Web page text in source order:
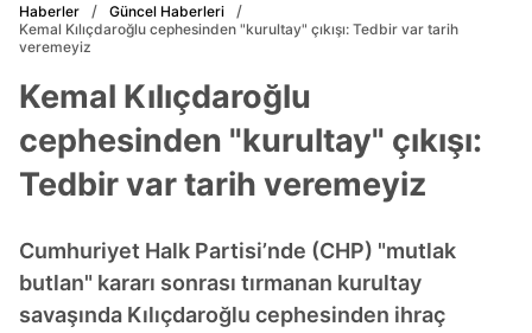
Haberler
Güncel Haberleri
Kemal Kılıçdaroğlu cephesinden "kurultay" çıkışı: Tedbir var tarih
veremeyiz
Kemal Kılıçdaroğlu
cephesinden "kurultay" çıkışı:
Tedbir var tarih veremeyiz
Cumhuriyet Halk Partisi’nde (CHP) "mutlak
butlan" kararı sonrası tırmanan kurultay
savaşında Kılıçdaroğlu cephesinden ihraç